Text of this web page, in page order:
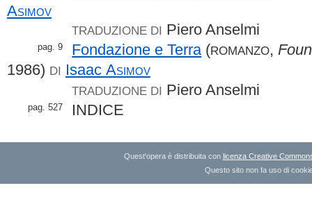
Asimov
TRADUZIONE DI Piero Anselmi
pag. 9 Fondazione e Terra (ROMANZO,
1986) DI Isaac Asimov
TRADUZIONE DI Piero Anselmi
pag. 527 INDICE
Quest'opera è distribuita con licenza Creative
Questo sito non fa uso di